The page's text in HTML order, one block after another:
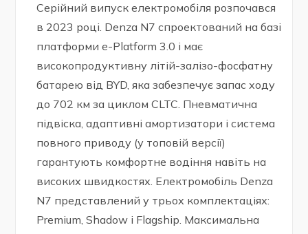
Серійний випуск електромобіля розпочався
в 2023 році. Denza N7 спроектований на базі
платформи e-Platform 3.0 і має
високопродуктивну літій-залізо-фосфатну
батарею від BYD, яка забезпечує запас ходу
до 702 км за циклом CLTC. Пневматична
підвіска, адаптивні амортизатори і система
повного приводу (у топовій версії)
гарантують комфортне водіння навіть на
високих швидкостях. Електромобіль Denza
N7 представлений у трьох комплектаціях:
Premium, Shadow і Flagship. Максимальна